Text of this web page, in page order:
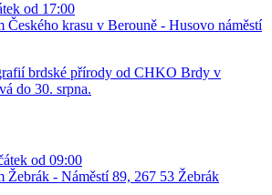
od 17:00
Českého krasu v Berouně - Husovo náměstí
brdské přírody od CHKO Brdy v
do 30. srpna.
od 09:00
Žebrák - Náměstí 89, 267 53 Žebrák